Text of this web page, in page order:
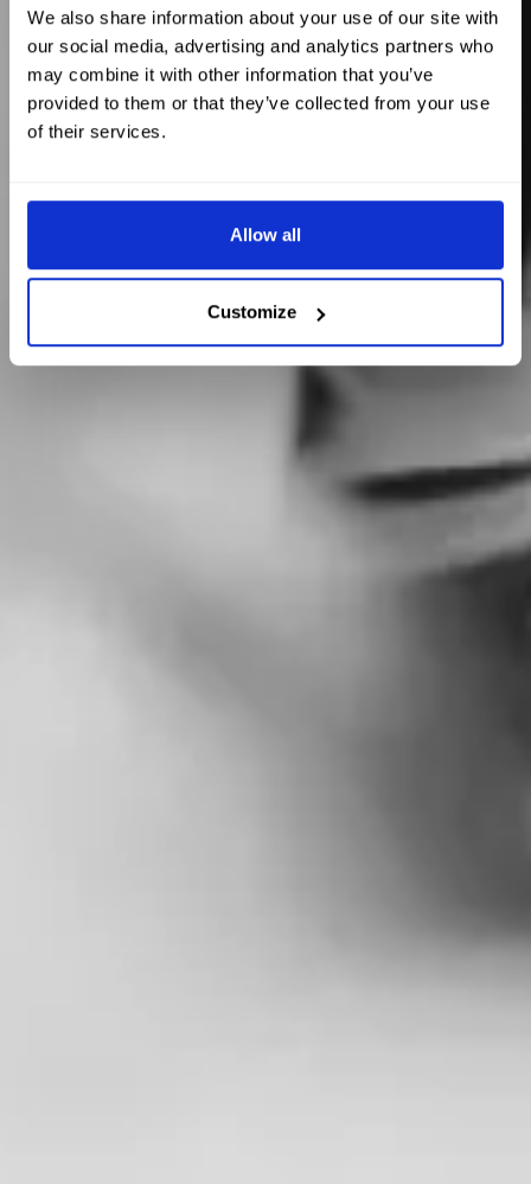
We also share information about your use of our site with
our social media, advertising and analytics partners who
may combine it with other information that you’ve
provided to them or that they’ve collected from your use
of their services.
Allow all
Customize